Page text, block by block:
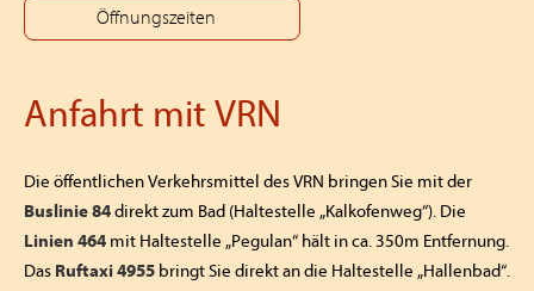
Öffnungszeiten
Anfahrt mit VRN
Die öffentlichen Verkehrsmittel des VRN bringen Sie mit der
Buslinie 84direkt zum Bad (Haltestelle „Kalkofenweg“). Die
Linien 464 mit Haltestelle „Pegulan“ hält in ca. 350m Entfernung.
Das Ruftaxi 4955 bringt Sie direkt an die Haltestelle „Hallenbad“.